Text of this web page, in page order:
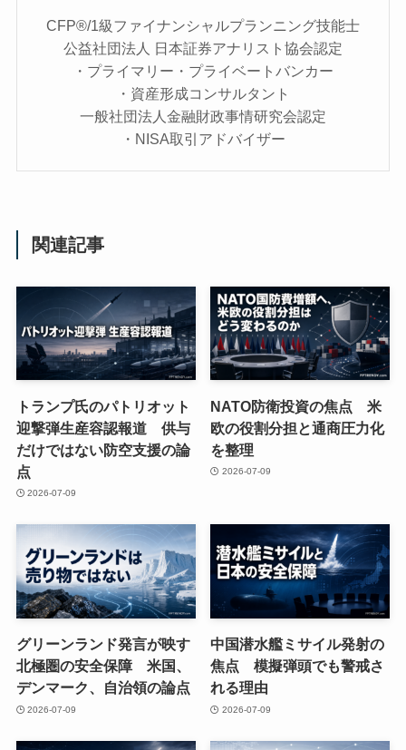
CFP®/1級ファイナンシャルプランニング技能士
公益社団法人 日本証券アナリスト協会認定
・プライマリー・プライベートバンカー
・資産形成コンサルタント
一般社団法人金融財政事情研究会認定
・NISA取引アドバイザー
関連記事
トランプ氏のパトリオット
迎撃弾生産容認報道 供与
だけではない防空支援の論
点
2026-07-09
NATO防衛投資の焦点 米
欧の役割分担と通商圧力化
を整理
2026-07-09
グリーンランド発言が映す
北極圏の安全保障 米国、
デンマーク、自治領の論点
2026-07-09
中国潜水艦ミサイル発射の
焦点 模擬弾頭でも警戒さ
れる理由
2026-07-09